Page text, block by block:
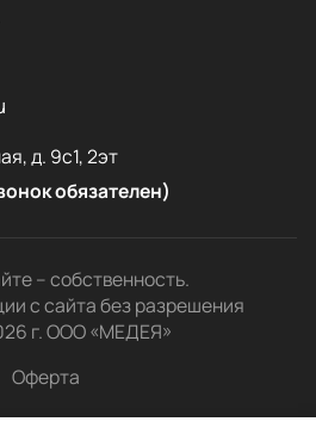
д. 9с1, 2эт
обязателен)
– собственность.
с сайта без разрешения
г. ООО «МЕДЕЯ»
Оферта